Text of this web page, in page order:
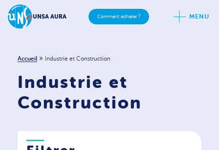
UNSA AURA MENU
Comment adhérer ?
Accueil » Industrie et Construction
Industrie et
Construction